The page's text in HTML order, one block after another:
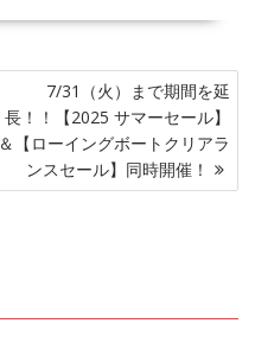
7/31（火）まで期間を延
長！！【2025 サマーセール】
＆【ローイングボートクリアラ
ンスセール】同時開催！